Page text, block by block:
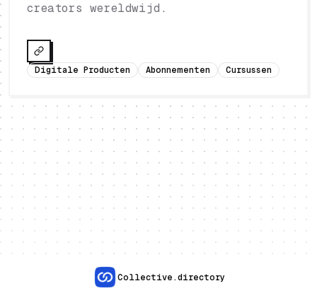
creators wereldwijd.
Digitale Producten Abonnementen Cursussen
Collective.directory